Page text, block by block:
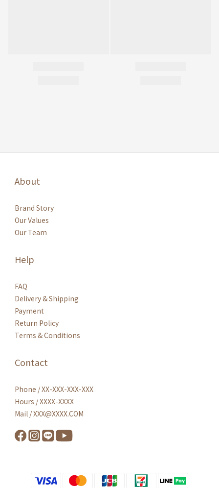
About
Brand Story
Our Values
Our Team
Help
FAQ
Delivery & Shipping
Payment
Return Policy
Terms & Conditions
Contact
Phone / XX-XXX-XXX-XXX
Hours / XXXX-XXXX
Mail / XXX@XXXX.COM